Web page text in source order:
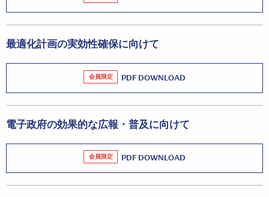
最適化計画の実効性確保に向けて
会員限定 PDF DOWNLOAD
電子政府の効果的な広報・普及に向けて
会員限定 PDF DOWNLOAD